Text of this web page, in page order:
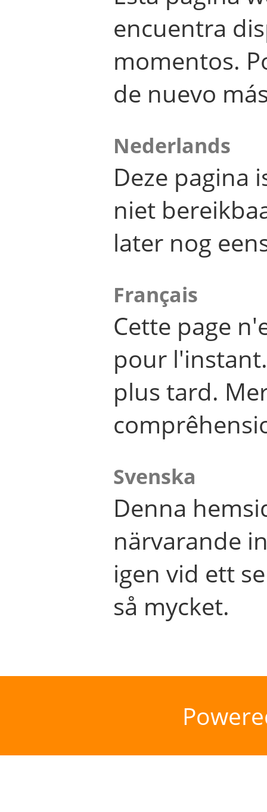
encuentra
momentos.
de nuevo
Nederlands
Deze pagina
niet
later nog
Français
Cette page
pour
plus tard.
Svenska
Denna
närvarande
igen vid ett
så mycket.